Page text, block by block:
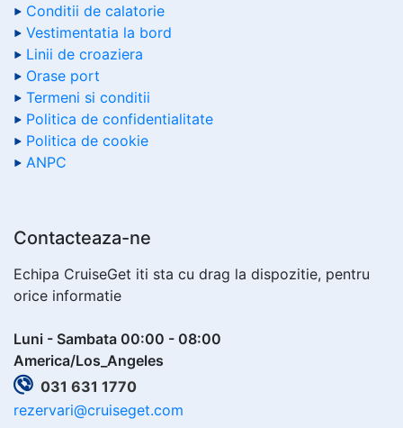
Conditii de calatorie
Vestimentatia la bord
Linii de croaziera
Orase port
Termeni si conditii
Politica de confidentialitate
Politica de cookie
ANPC
Contacteaza-ne
Echipa CruiseGet iti sta cu drag la dispozitie, pentru
orice informatie
Luni - Sambata 00:00 - 08:00
America/Los_Angeles
031 631 1770
rezervari@cruiseget.com